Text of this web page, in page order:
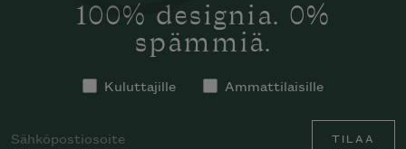
100% designia. 0%
spämmiä.
Kuluttajille Ammattilaisille
TILAA